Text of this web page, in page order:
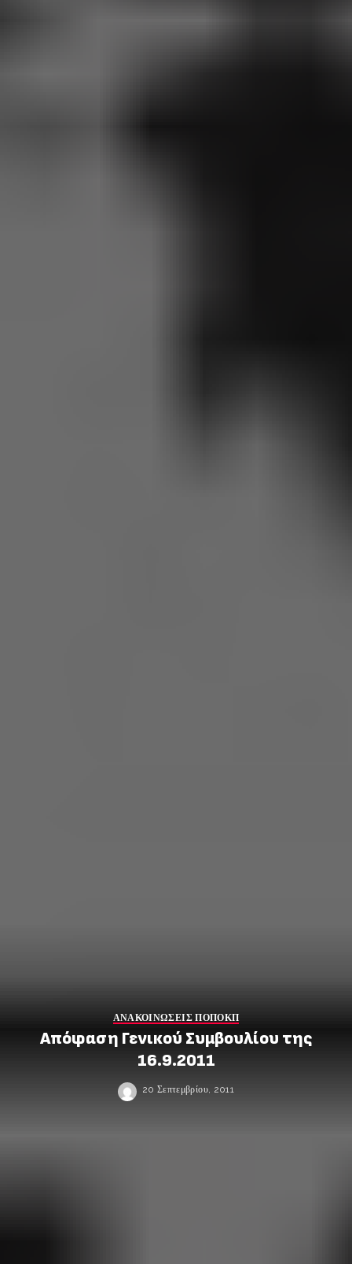
ΑΝΑΚΟΙΝΩΣΕΙΣ ΠΟΠΟΚΠ
Απόφαση Γενικού Συμβουλίου της
16.9.2011
20 Σεπτεμβρίου, 2011